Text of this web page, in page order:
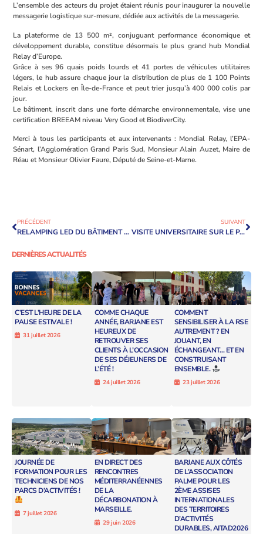
L’ensemble des acteurs du projet étaient réunis pour inaugurer la nouvelle
messagerie logistique sur-mesure, dédiée aux activités de la messagerie.
La plateforme de 13 500 m², conjuguant performance économique et
développement durable, constitue désormais le plus grand hub Mondial
Relay d’Europe.
Grâce à ses 96 quais poids lourds et 41 portes de véhicules utilitaires
légers, le hub assure chaque jour la distribution de plus de 1 100 Points
Relais et Lockers en Île-de-France et peut trier jusqu’à 400 000 colis par
jour.
Le bâtiment, inscrit dans une forte démarche environnementale, vise une
certification BREEAM niveau Very Good et BiodiverCity.
Merci à tous les participants et aux intervenants : Mondial Relay, l’EPA-
Sénart, l’Agglomération Grand Paris Sud, Monsieur Alain Auzet, Maire de
Réau et Monsieur Olivier Faure, Député de Seine-et-Marne.
PRÉCÉDENT
RELAMPING LED DU BÂTIMENT POUR SAINT-GOBAIN SUR LE PARC SAINT-CHARLES À FUVEAU
SUIVANT
VISITE UNIVERSITAIRE SUR LE PARC DES AIGUILLES À ENSUÈS-LA-REDONNE
DERNIÈRES ACTUALITÉS
C’EST L’HEURE DE LA
PAUSE ESTIVALE !
31 juillet 2026
COMME CHAQUE
ANNÉE, BARJANE EST
HEUREUX DE
RETROUVER SES
CLIENTS À L’OCCASION
DE SES DÉJEUNERS DE
L’ÉTÉ !
24 juillet 2026
COMMENT
SENSIBILISER À LA RSE
AUTREMENT ? EN
JOUANT, EN
ÉCHANGEANT… ET EN
CONSTRUISANT
ENSEMBLE.
23 juillet 2026
JOURNÉE DE
FORMATION POUR LES
TECHNICIENS DE NOS
PARCS D’ACTIVITÉS !
7 juillet 2026
EN DIRECT DES
RENCONTRES
MÉDITERRANÉENNES
DE LA
DÉCARBONATION À
MARSEILLE.
29 juin 2026
BARJANE AUX CÔTÉS
DE L’ASSOCIATION
PALME POUR LES
2ÈME ASSISES
INTERNATIONALES
DES TERRITOIRES
D’ACTIVITÉS
DURABLES, AITAD2026